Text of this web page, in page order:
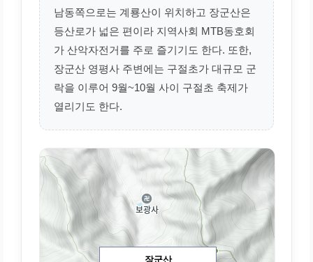
남동쪽으로는 계룡산이 위치하고 장군산은
등산로가 넓은 편이라 지역사회 MTB동호회
가 산악자전거를 주로 즐기기도 한다. 또한,
장군산 영평사 주변에는 구절초가 대규모 군
락을 이루어 9월~10월 사이 구절초 축제가
열리기도 한다.
장군산